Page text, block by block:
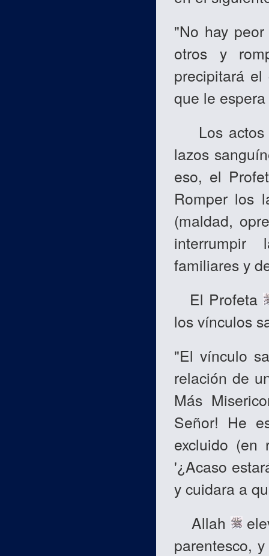
"No hay
otros y
precipitará
que le
Los actos
lazos
eso, el
Romper los
(maldad,
interrumpir
familiares y
El Profeta
los vínculos
"El vínculo
relación de
Más
Señor! He
excluido (en
'¿Acaso
y cuidara a
Allah
parentesco,